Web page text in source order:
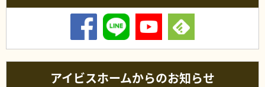
アイビスホームからのお知らせ